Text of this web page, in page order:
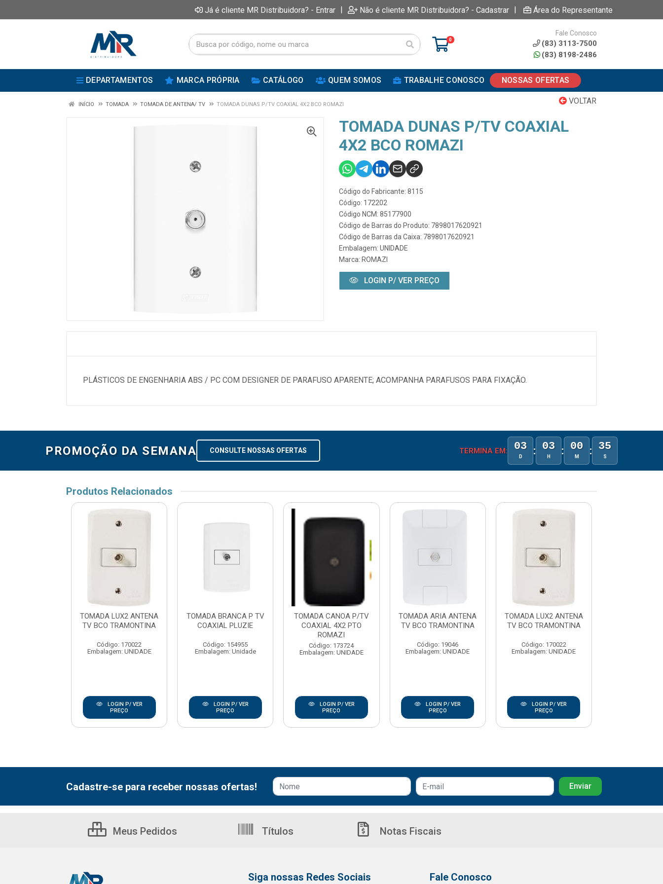
Já é cliente MR Distribuidora? - Entrar | Não é cliente MR Distribuidora? - Cadastrar | Área do Representante
0
Fale Conosco
(83) 3113-7500
(83) 8198-2486
DEPARTAMENTOS MARCA PRÓPRIA CATÁLOGO QUEM SOMOS TRABALHE CONOSCO NOSSAS OFERTAS
VOLTAR
INÍCIO TOMADA TOMADA DE ANTENA/ TV TOMADA DUNAS P/TV COAXIAL 4X2 BCO ROMAZI
TOMADA DUNAS P/TV COAXIAL
4X2 BCO ROMAZI
Código do Fabricante: 8115
Código: 172202
Código NCM: 85177900
Código de Barras do Produto: 7898017620921
Código de Barras da Caixa: 7898017620921
Embalagem: UNIDADE
Marca: ROMAZI
LOGIN P/ VER PREÇO
PLÁSTICOS DE ENGENHARIA ABS / PC COM DESIGNER DE PARAFUSO APARENTE; ACOMPANHA PARAFUSOS PARA FIXAÇÃO.
PROMOÇÃO DA SEMANA CONSULTE NOSSAS OFERTAS TERMINA EM: 03
D : 03
H : 00
M : 35
S
Produtos Relacionados
TOMADA LUX2 ANTENA
TV BCO TRAMONTINA
Código: 170022
Embalagem: UNIDADE
LOGIN P/ VER
PREÇO
TOMADA BRANCA P TV
COAXIAL PLUZIE
Código: 154955
Embalagem: Unidade
LOGIN P/ VER
PREÇO
TOMADA CANOA P/TV
COAXIAL 4X2 PTO
ROMAZI
Código: 173724
Embalagem: UNIDADE
LOGIN P/ VER
PREÇO
TOMADA ARIA ANTENA
TV BCO TRAMONTINA
Código: 19046
Embalagem: UNIDADE
LOGIN P/ VER
PREÇO
TOMADA LUX2 ANTENA
TV BCO TRAMONTINA
Código: 170022
Embalagem: UNIDADE
LOGIN P/ VER
PREÇO
Cadastre-se para receber nossas ofertas!
Meus Pedidos Títulos Notas Fiscais
Siga nossas Redes Sociais Fale Conosco